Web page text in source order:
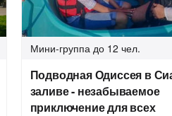
Мини-группа до 12 чел.
Подводная Одиссея в
заливе - незабываемое
приключение для всех